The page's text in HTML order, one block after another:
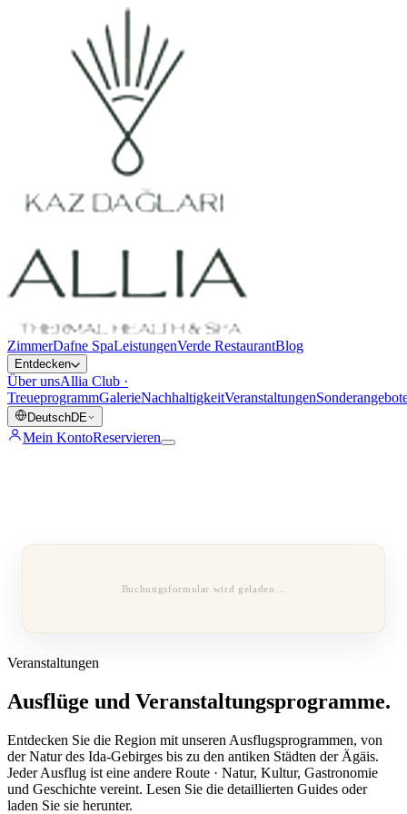
ZimmerDafne SpaLeistungenVerde RestaurantBlog
Entdecken
Über unsAllia Club ·
TreueprogrammGalerieNachhaltigkeitVeranstaltungen
DeutschDE
Mein KontoReservieren
Buchungsformular wird geladen…
Veranstaltungen
Ausflüge und Veranstaltungsprogramme.
Entdecken Sie die Region mit unseren Ausflugsprogrammen, von
der Natur des Ida-Gebirges bis zu den antiken Städten der Ägäis.
Jeder Ausflug ist eine andere Route · Natur, Kultur, Gastronomie
und Geschichte vereint. Lesen Sie die detaillierten Guides oder
laden Sie sie herunter.